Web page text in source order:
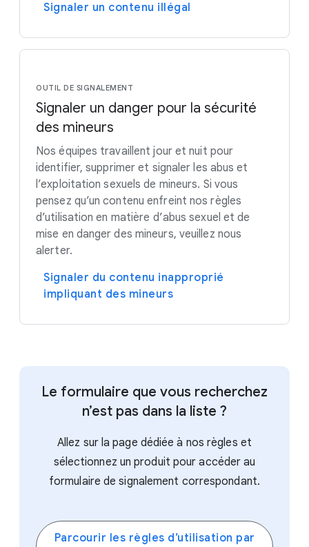
Signaler un contenu illégal
OUTIL DE SIGNALEMENT
Signaler un danger pour la sécurité
des mineurs
Nos équipes travaillent jour et nuit pour
identifier, supprimer et signaler les abus et
l’exploitation sexuels de mineurs. Si vous
pensez qu’un contenu enfreint nos règles
d’utilisation en matière d’abus sexuel et de
mise en danger des mineurs, veuillez nous
alerter.
Signaler du contenu inapproprié
impliquant des mineurs
Le formulaire que vous recherchez
n’est pas dans la liste ?
Allez sur la page dédiée à nos règles et
sélectionnez un produit pour accéder au
formulaire de signalement correspondant.
Parcourir les règles d’utilisation par